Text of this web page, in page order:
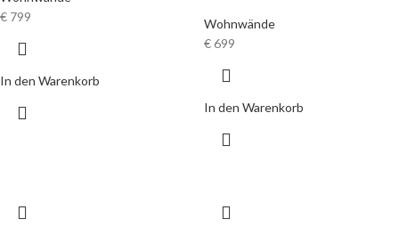
€ 799
In den Warenkorb
Wohnwände
€699
In den Warenkorb